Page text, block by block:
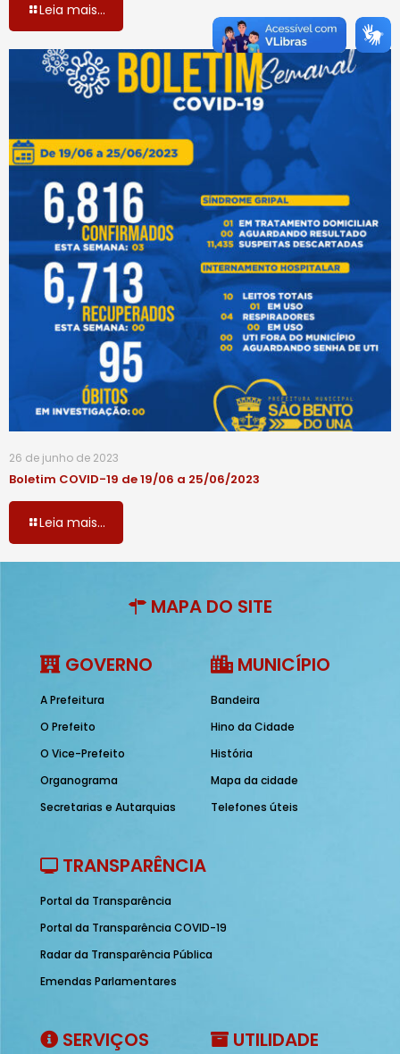
Leia mais...
26 de junho de 2023
Boletim COVID-19 de 19/06 a 25/06/2023
Leia mais...
MAPA DO SITE
GOVERNO
A Prefeitura
O Prefeito
O Vice-Prefeito
Organograma
Secretarias e Autarquias
MUNICÍPIO
Bandeira
Hino da Cidade
História
Mapa da cidade
Telefones úteis
TRANSPARÊNCIA
Portal da Transparência
Portal da Transparência COVID-19
Radar da Transparência Pública
Emendas Parlamentares
SERVIÇOS UTILIDADE